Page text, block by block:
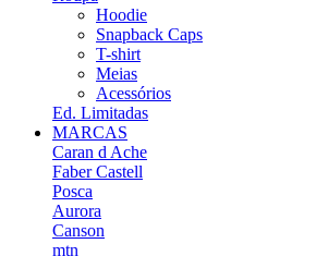
Hoodie
Snapback Caps
T-shirt
Meias
Acessórios
Ed. Limitadas
MARCAS
Caran d Ache
Faber Castell
Posca
Aurora
Canson
mtn